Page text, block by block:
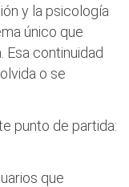
y la psicología
único que
Esa continuidad
o se
punto de partida:
que